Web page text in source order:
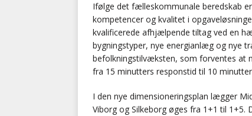
Ifølge det fælleskommunale beredskab
kompetencer og kvalitet i
kvalificerede afhjælpende tiltag ved en
bygningstyper, nye energianlæg og nye
befolkningstilvæksten, som forventes at
fra 15 minutters responstid til 10
I den nye dimensioneringsplan lægger
Viborg og Silkeborg øges fra 1+1 til